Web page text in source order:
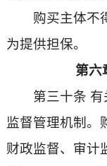
购买主体不得
为提供担保。
第六
第三十条 有
监督管理机制。
财政监督、审计